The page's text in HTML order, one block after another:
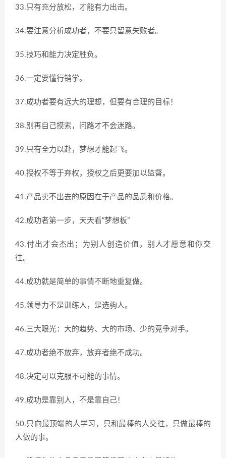
33.只有充分放松，才能有力出击。
34.要注意分析成功者，不要只留意失败者。
35.技巧和能力决定胜负。
36.一定要懂行销学。
37.成功者要有远大的理想，但要有合理的目标！
38.别再自己摸索，问路才不会迷路。
39.只有全力以赴，梦想才能起飞。
40.授权不等于弃权，授权之后更要加以监督。
41.产品卖不出去的原因在于产品的品质和价格。
42.成功者第一步，天天看“梦想板”
43.付出才会杰出；为别人创造价值，别人才愿意和你交
往。
44.成功就是简单的事情不断地重复做。
45.领导力不是训练人，是选驹人。
46.三大眼光：大的趋势、大的市场、少的竞争对手。
47.成功者绝不放弃，放弃者绝不成功。
48.决定可以克服不可能的事情。
49.成功是靠别人，不是靠自己！
50.只向最顶端的人学习，只和最棒的人交往，只做最棒的
人做的事。